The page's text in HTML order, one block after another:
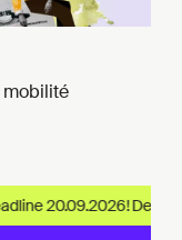
mobilité